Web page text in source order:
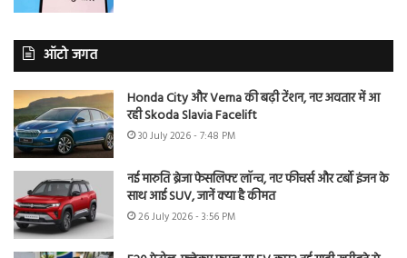
ऑटो जगत
Honda City और Verna की बढ़ी टेंशन, नए अवतार में आ
रही Skoda Slavia Facelift
30 July 2026 - 7:48 PM
नई मारुति ब्रेजा फेसलिफ्ट लॉन्च, नए फीचर्स और टर्बो इंजन के
साथ आई SUV, जानें क्या है कीमत
26 July 2026 - 3:56 PM